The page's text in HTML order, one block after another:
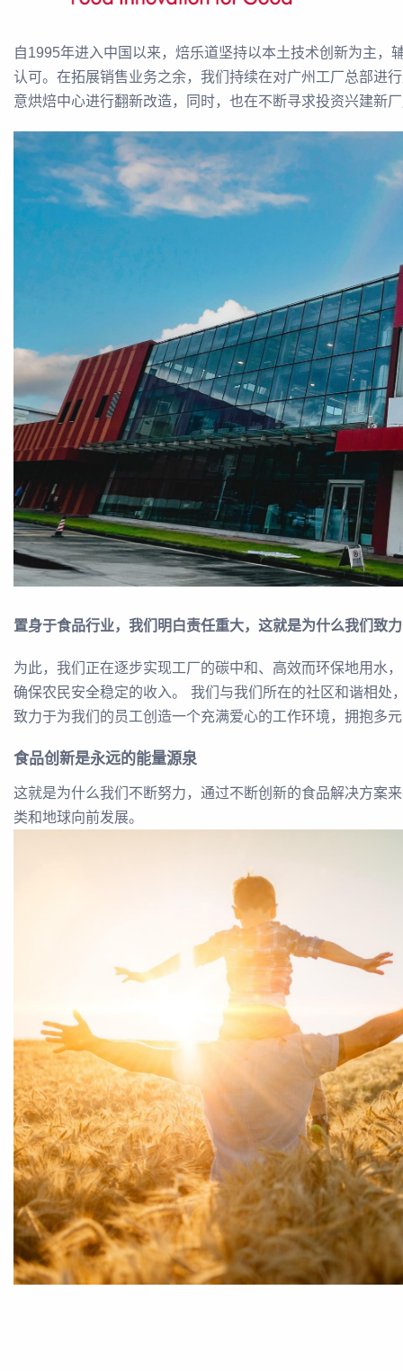
自1995年进入中国以来，焙乐道坚持以本土技术创新为主
认可。在拓展销售业务之余，我们持续在对广州工厂总部进
意烘焙中心进行翻新改造，同时，也在不断寻求投资兴建新
置身于食品行业，我们明白责任重大，这就是为什么我们致
为此，我们正在逐步实现工厂的碳中和、高效而环保地用水
确保农民安全稳定的收入。 我们与我们所在的社区和谐相
致力于为我们的员工创造一个充满爱心的工作环境，拥抱多
食品创新是永远的能量源泉
这就是为什么我们不断努力，通过不断创新的食品解决方案
类和地球向前发展。